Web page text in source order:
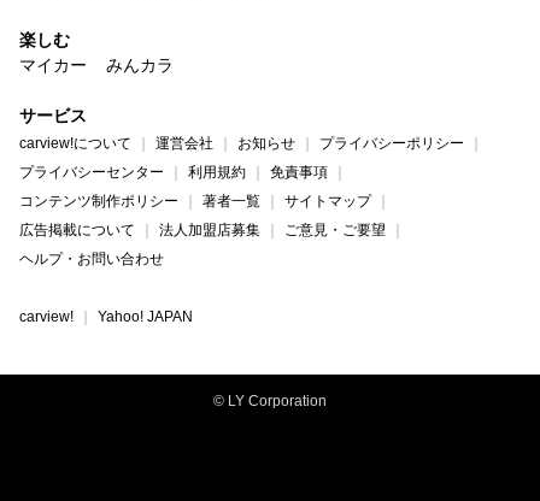
楽しむ
マイカー
みんカラ
サービス
carview!について 運営会社 お知らせ
プライバシーポリシー
プライバシーセンター
利用規約
免責事項
コンテンツ制作ポリシー
著者一覧
サイトマップ
広告掲載について
法人加盟店募集
ご意見・ご要望
ヘルプ・お問い合わせ
carview! Yahoo! JAPAN
© LY Corporation